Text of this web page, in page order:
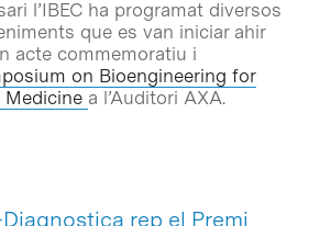
l’IBEC ha programat diversos
que es van iniciar ahir
acte commemoratiu i
on Bioengineering for
Medicine a l’Auditori AXA.
Diagnostica rep el Premi